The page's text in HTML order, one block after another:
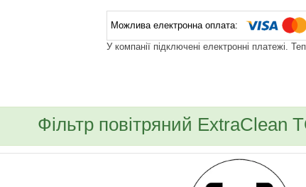
У компанії підключені електронні платежі.
Фільтр повітряний ExtraClean